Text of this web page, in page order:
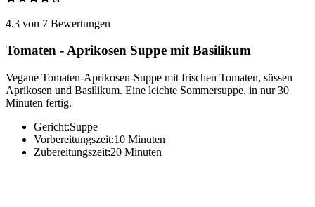
4.3 von 7 Bewertungen
Tomaten - Aprikosen Suppe mit Basilikum
Vegane Tomaten-Aprikosen-Suppe mit frischen Tomaten, süssen
Aprikosen und Basilikum. Eine leichte Sommersuppe, in nur 30
Minuten fertig.
Gericht:Suppe
Vorbereitungszeit:10 Minuten
Zubereitungszeit:20 Minuten